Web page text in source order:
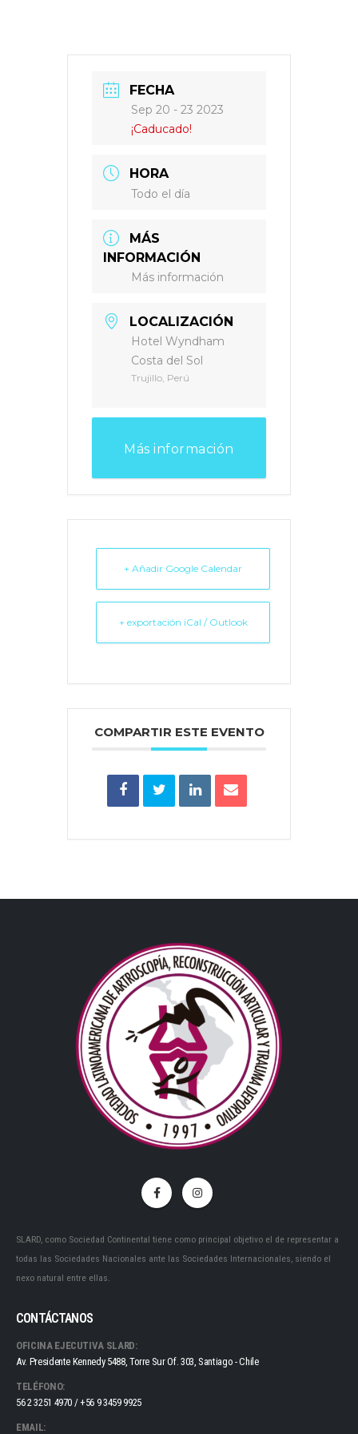
FECHA
Sep 20 - 23 2023
¡Caducado!
HORA
Todo el día
MÁS
INFORMACIÓN
Más información
LOCALIZACIÓN
Hotel Wyndham
Costa del Sol
Trujillo, Perú
Más información
+ Añadir Google Calendar
+ exportación iCal / Outlook
COMPARTIR ESTE EVENTO
SLARD, como Sociedad Continental tiene como principal objetivo el de representar a
todas las Sociedades Nacionales ante las Sociedades Internacionales, siendo el
nexo natural entre ellas.
CONTÁCTANOS
OFICINA EJECUTIVA SLARD:
Av. Presidente Kennedy 5488, Torre Sur Of. 303, Santiago - Chile
TELÉFONO:
56 2 3251 4970 / +56 9 3459 9925
EMAIL: